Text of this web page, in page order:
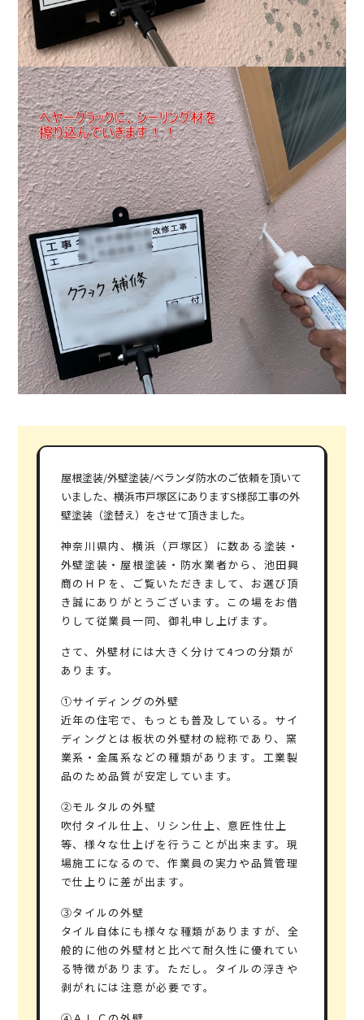
屋根塗装/外壁塗装/ベランダ防水のご依頼を頂いて
いました、横浜市戸塚区にありますS様邸工事の外
壁塗装（塗替え）をさせて頂きました。
神奈川県内、横浜（戸塚区）に数ある塗装・
外壁塗装・屋根塗装・防水業者から、池田興
商のＨＰを、ご覧いただきまして、お選び頂
き誠にありがとうございます。この場をお借
りして従業員一同、御礼申し上げます。
さて、 外壁材には大きく分けて4つの分類が
あります。
①サイディングの外壁
近年の住宅で、もっとも普及している。サイ
ディングとは板状の外壁材の総称であり、窯
業系・金属系などの種類があります。工業製
品のため品質が安定しています。
②モルタルの外壁
吹付タイル仕上、リシン仕上、意匠性仕上
等、様々な仕上げを行うことが出来ます。現
場施工になるので、作業員の実力や品質管理
で仕上りに差が出ます。
③タイルの外壁
タイル自体にも様々な種類がありますが、全
般的に他の外壁材と比べて耐久性に優れてい
る特徴があります。ただし。タイルの浮きや
剥がれには注意が必要です。